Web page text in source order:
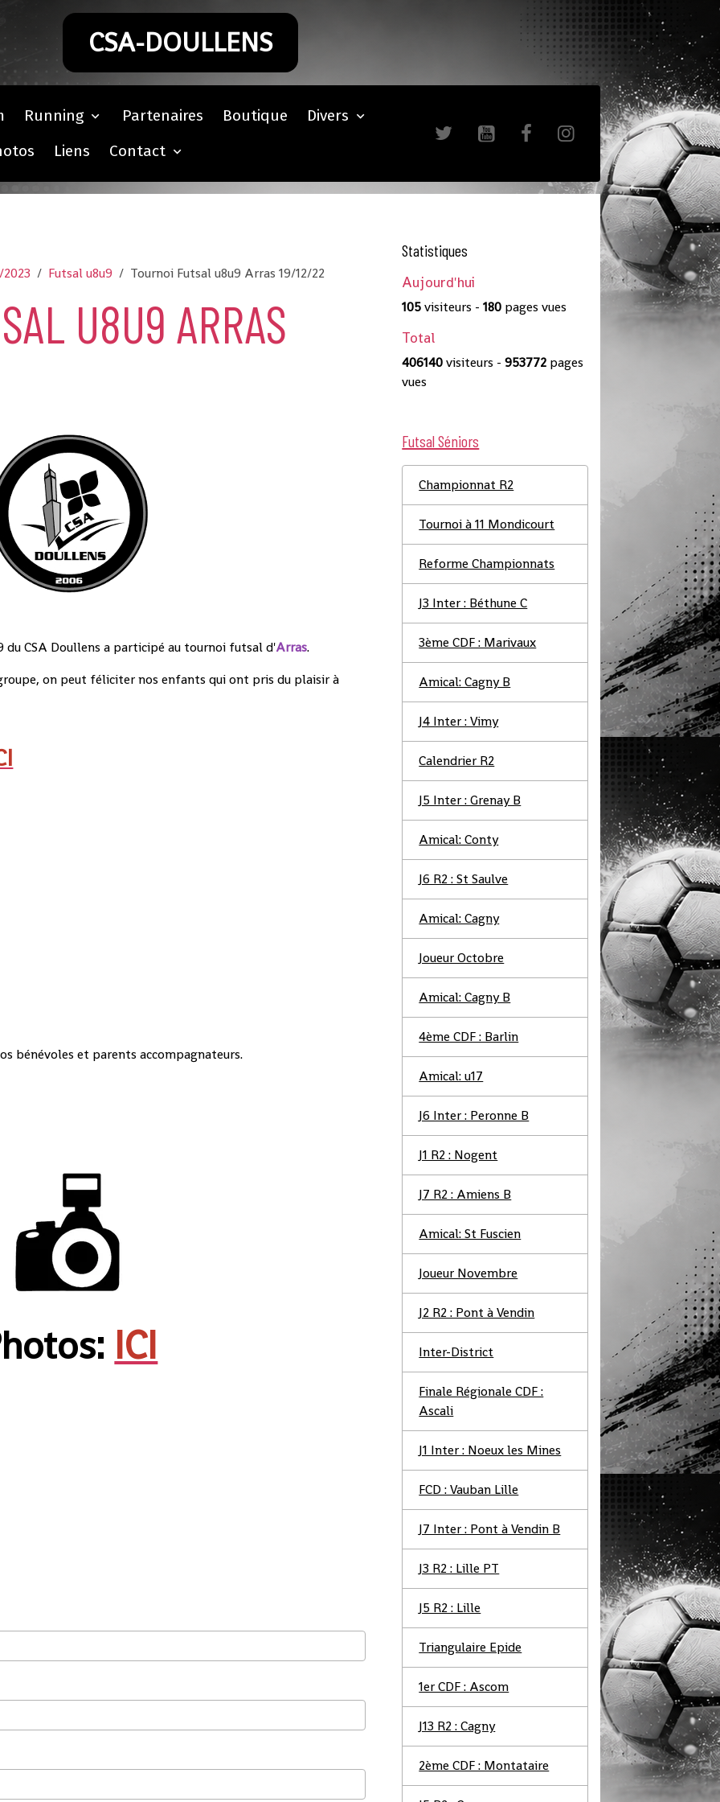
CSA-DOULLENS
Running Partenaires Boutique
Divers
Liens Contact
Futsal u8u9 Tournoi Futsal u8u9 Arras 19/12/22
U8U9 ARRAS
du CSA Doullens a participé au tournoi futsal d'Arras.
on peut féliciter nos enfants qui ont pris du plaisir à
bénévoles et parents accompagnateurs.
ICI
Statistiques
Aujourd'hui
105visiteurs -180 pages vues
Total
406140visiteurs -953772 pages
vues
Futsal Séniors
Championnat R2
Tournoi à 11 Mondicourt
Reforme Championnats
J3 Inter : Béthune C
3ème CDF : Marivaux
Amical: Cagny B
J4 Inter : Vimy
Calendrier R2
J5 Inter : Grenay B
Amical: Conty
J6 R2 : St Saulve
Amical: Cagny
Joueur Octobre
Amical: Cagny B
4ème CDF : Barlin
Amical: u17
J6 Inter : Peronne B
J1 R2 : Nogent
J7 R2 : Amiens B
Amical: St Fuscien
Joueur Novembre
J2 R2 : Pont à Vendin
Inter-District
Finale Régionale CDF :
Ascali
J1 Inter : Noeux les Mines
FCD : Vauban Lille
J7 Inter : Pont à Vendin B
J3 R2 : Lille PT
J5 R2 : Lille
Triangulaire Epide
1er CDF : Ascom
J13 R2 : Cagny
2ème CDF : Montataire